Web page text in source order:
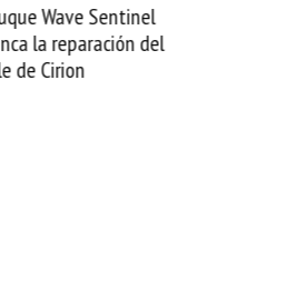
Uber se lleva PedidosYa y
sabemos todo lo que puede
mejorar tecnológicamente